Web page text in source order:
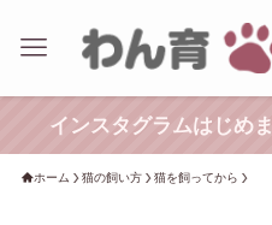
インスタグラムはじめま
ホーム 猫の飼い方 猫を飼ってから